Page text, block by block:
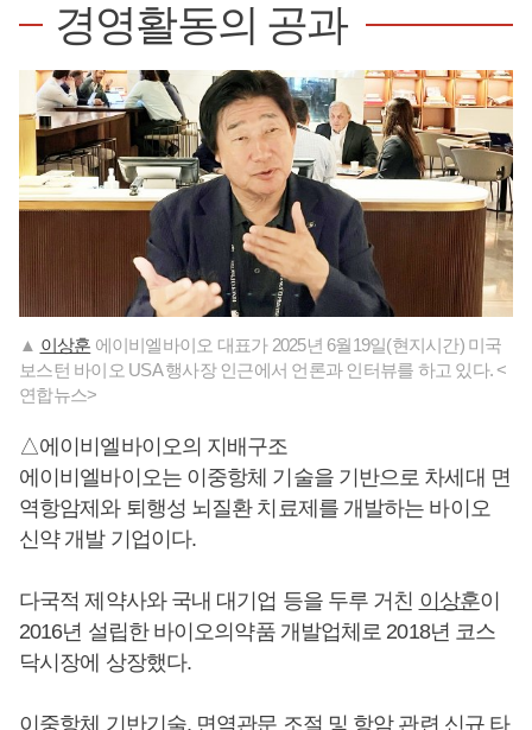
경영활동의 공과
▲ 이상훈 에이비엘바이오 대표가 2025년 6월19일(현지시간) 미국
보스턴 바이오 USA 행사장 인근에서 언론과 인터뷰를 하고 있다. <
연합뉴스>
△에이비엘바이오의 지배구조
에이비엘바이오는 이중항체 기술을 기반으로 차세대 면
역항암제와 퇴행성 뇌질환 치료제를 개발하는 바이오
신약 개발 기업이다.
다국적 제약사와 국내 대기업 등을 두루 거친 이상훈이
2016년 설립한 바이오의약품 개발업체로 2018년 코스
닥시장에 상장했다.
이중항체 기반기술, 면역관문 조절 및 항암 관련 신규 타